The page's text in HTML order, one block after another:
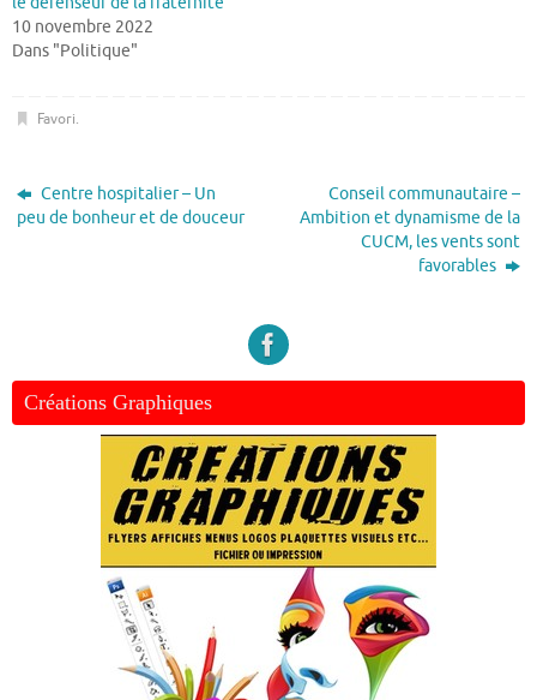
10 novembre 2022
Dans "Politique"
Favori.
Centre hospitalier – Un
peu de bonheur et de douceur
Conseil communautaire –
Ambition et dynamisme de la
CUCM, les vents sont
favorables
Créations Graphiques